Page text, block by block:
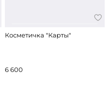
Косметичка "Карты"
6 600